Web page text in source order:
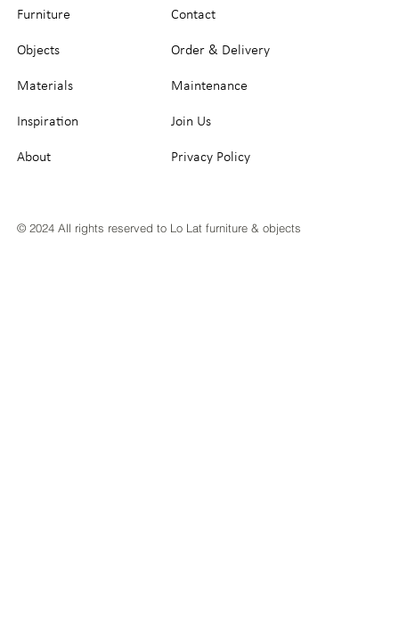
Furniture
Objects
Materials
Inspiration
About
Contact
Order & Delivery
Maintenance
Join Us
Privacy Policy
© 2024 All rights reserved to Lo Lat furniture & objects